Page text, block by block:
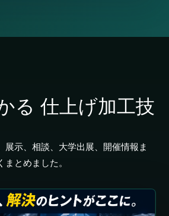
る 仕上げ加工技
展示、相談、大学出展、開催情報ま
とめました。